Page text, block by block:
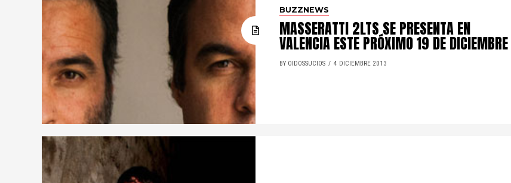
BUZZNEWS
MASSERATTI 2LTS SE PRESENTA EN
VALENCIA ESTE PRÓXIMO 19 DE DICIEMBRE
BY OIDOSSUCIOS 4 DICIEMBRE 2013